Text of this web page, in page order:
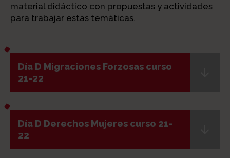
material didáctico con propuestas y actividades
para trabajar estas temáticas.
Día D Migraciones Forzosas curso
21-22
Día D Derechos Mujeres curso 21-
22